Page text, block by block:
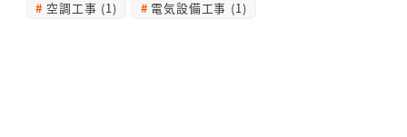
空調工事 (1) 電気設備工事 (1)